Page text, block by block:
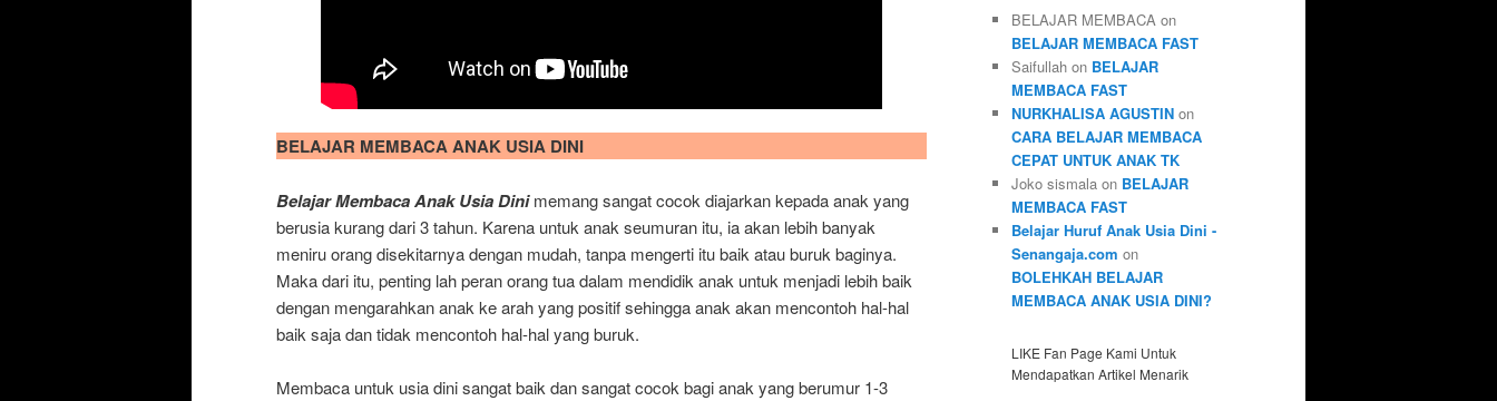
BELAJAR MEMBACA ANAK USIA DINI
Belajar Membaca Anak Usia Dinimemang sangat cocok diajarkan kepada anak yang
berusia kurang dari 3 tahun. Karena untuk anak seumuran itu, ia akan lebih banyak
meniru orang disekitarnya dengan mudah, tanpa mengerti itu baik atau buruk baginya.
Maka dari itu, penting lah peran orang tua dalam mendidik anak untuk menjadi lebih baik
dengan mengarahkan anak ke arah yang positif sehingga anak akan mencontoh hal-hal
baik saja dan tidak mencontoh hal-hal yang buruk.
Membaca untuk usia dini sangat baik dan sangat cocok bagi anak yang berumur 1-3
BELAJAR MEMBACA on
BELAJAR MEMBACA FAST
Saifullah on BELAJAR
MEMBACA FAST
NURKHALISA AGUSTIN on
CARA BELAJAR MEMBACA
CEPAT UNTUK ANAK TK
Joko sismala on BELAJAR
MEMBACA FAST
Belajar Huruf Anak Usia Dini -
Senangaja.com on
BOLEHKAH BELAJAR
MEMBACA ANAK USIA DINI?
LIKE Fan Page Kami Untuk
Mendapatkan Artikel Menarik